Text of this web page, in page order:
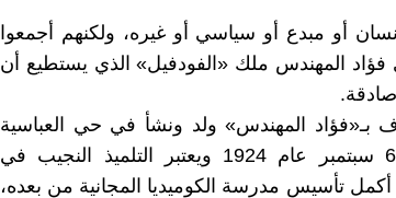
أو مبدع أو سياسي أو غيره، ولكنهم أجمعوا
فؤاد المهندس ملك «الفودفيل» الذي يستطيع أن
بـ«فؤاد المهندس» ولد ونشأ في حي العباسية
أشهر أحياء مدينة القاهرة في 6 سبتمبر عام 1924 ويعتبر التلميذ النجيب في
تأسيس مدرسة الكوميديا المجانية من بعده،